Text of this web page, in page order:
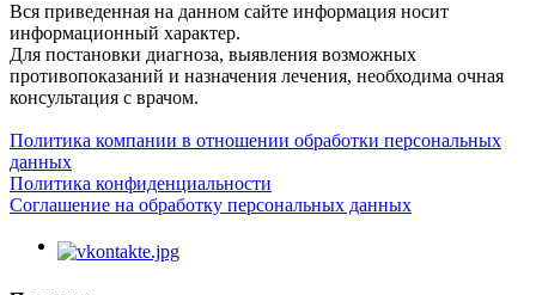
Вся приведенная на данном сайте информация носит
информационный характер.
Для постановки диагноза, выявления возможных
противопоказаний и назначения лечения, необходима очная
консультация с врачом.
Политика компании в отношении обработки персональных
данных
Политика конфиденциальности
Соглашение на обработку персональных данных